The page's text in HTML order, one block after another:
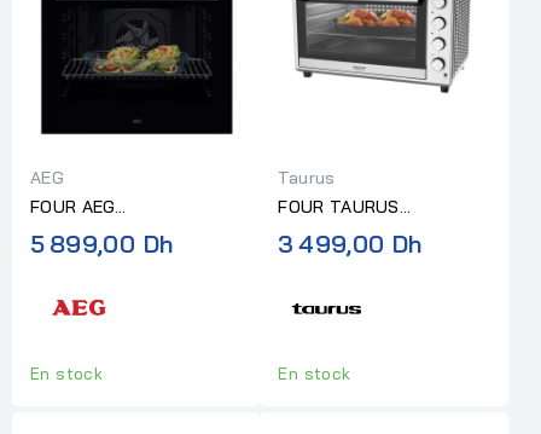
AEG
FOUR AEG
ENCASTRABLE
MULTIFONCTION INOX
5 899,00 Dh
En stock
Taurus
FOUR TAURUS
ELECTRIQUE HARMONY
120L
3 499,00 Dh
En stock